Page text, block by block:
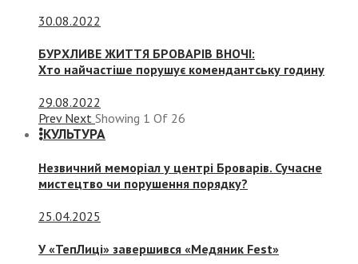
30.08.2022
БУРХЛИВЕ ЖИТТЯ БРОВАРІВ ВНОЧІ:
Хто найчастіше порушує комендантську годину
29.08.2022
Prev Next Showing 1 Of 26
КУЛЬТУРА
Незвичний меморіал у центрі Броварів. Сучасне
мистецтво чи порушення порядку?
25.04.2025
У «ТепЛиці» завершився «Медяник Fest»